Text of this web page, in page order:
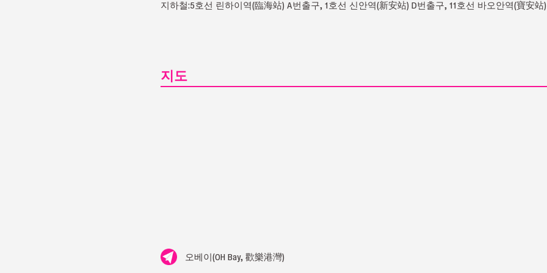
지하철:5호선 린하이역(臨海站) A번출구, 1호선 신안역(新安站) D번출구, 11호선 바오안역(寶安站
지도
오베이(OH Bay, 歡樂港灣)